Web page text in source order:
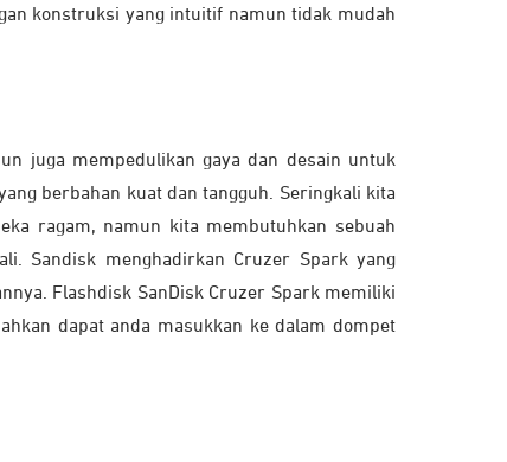
konstruksi yang intuitif namun tidak mudah
juga mempedulikan gaya dan desain untuk
berbahan kuat dan tangguh. Seringkali kita
ragam, namun kita membutuhkan sebuah
Sandisk menghadirkan Cruzer Spark yang
Flashdisk SanDisk Cruzer Spark memiliki
dapat anda masukkan ke dalam dompet